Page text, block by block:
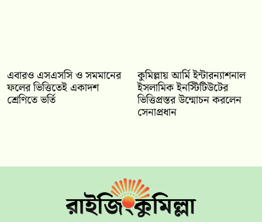
‎এবারও এসএসসি ও সমমানের
ফলের ভিত্তিতেই একাদশ
শ্রেণিতে ভর্তি
কুমিল্লায় আর্মি ইন্টারন্যাশনাল
ইসলামিক ইনস্টিটিউটের
ভিত্তিপ্রস্তর উন্মোচন করলেন
সেনাপ্রধান